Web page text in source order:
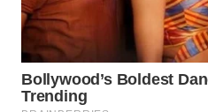
WN
SOLO
WN